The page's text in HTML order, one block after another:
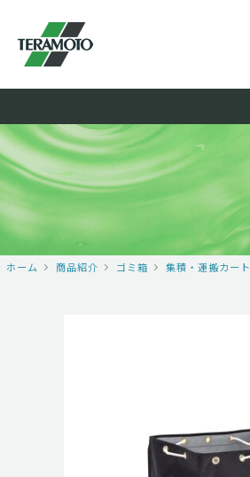
ホーム 商品紹介 ゴミ箱 集積・運搬カート